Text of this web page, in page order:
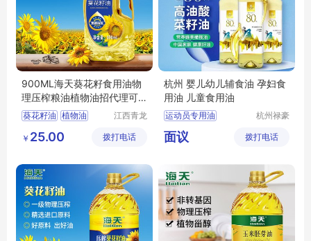
900ML海天葵花籽食用油物
理压榨粮油植物油招代理可
议价
葵花籽油 植物油
海天葵花籽油
江西青龙
有限公司
￥ 25.00 拨打电话
杭州 婴儿幼儿辅食油 孕妇食
用油 儿童食用油
运动员专用油
健身食用油
杭州禄豪
公司
面议 拨打电话